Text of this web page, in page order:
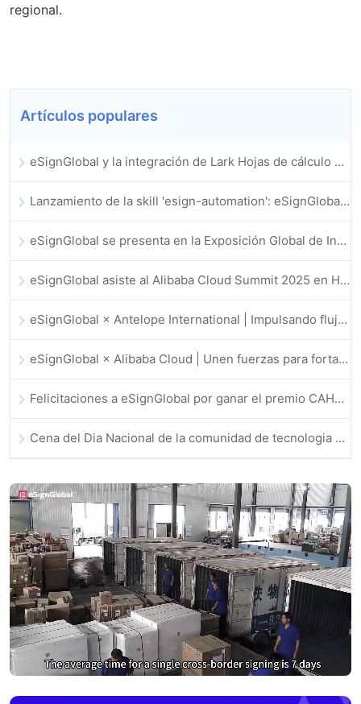
regional.
Artículos populares
eSignGlobal y la integración de Lark Hojas de cálculo multidimensional se lanzan oficialmente: firma y archivo de contratos electrónicos totalmente automatizados
Lanzamiento de la skill 'esign-automation': eSignGlobal impulsa a OpenClaw con firmas electrónicas automatizadas
eSignGlobal se presenta en la Exposición Global de Innovación GIS 2025
eSignGlobal asiste al Alibaba Cloud Summit 2025 en Hong Kong, para discutir conjuntamente el futuro de la innovación en la nube impulsada por la IA y la confianza digital
eSignGlobal × Antelope International | Impulsando flujos de trabajo digitales seguros y basados en IA
eSignGlobal × Alibaba Cloud | Unen fuerzas para fortalecer la confianza digital global en fintech
Felicitaciones a eSignGlobal por ganar el premio CAHK STAR 2025
Cena del Dia Nacional de la comunidad de tecnologia e innovacion de Hong Kong